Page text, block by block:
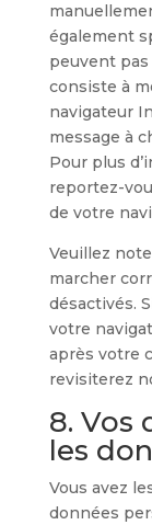
également
peuvent
consiste à
navigateur
message à
Pour plus
reportez-
de votre
Veuillez
marcher
désactivés.
votre
après votre
revisiterez
8. Vos
les
Vous avez
données